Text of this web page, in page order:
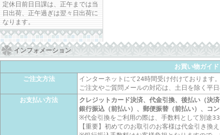
定休日前日日課は、正午までは当
日出荷、正午過ぎは翌々日出荷に
なります。
インフォメーション
お買い物ガイド
ご注文方法
インターネットにて24時間受け付けております
ご注文やご質問メールの対応は、土日を除く平
お支払い方法
クレジットカード決済、代金引換、後払い（決
銀行振込（前払い）、郵便振替（前払い）、コ
※代金引換をご利用の際は、手数料として別途
【重要】初めてのお取引のお客様は代金引き換